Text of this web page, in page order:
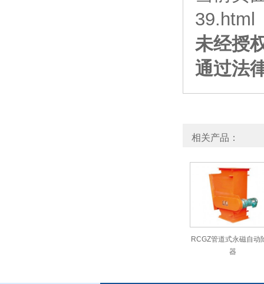
39.html
未经授
通过法
相关产品：
RCGZ管道式永磁自动
器